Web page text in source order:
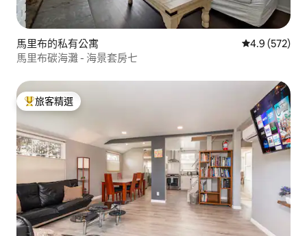
馬里布的私有公寓 從 572 則評
4.9 (572)
馬里布碳海灘 - 海景套房七
旅客精選榜首
旅客精選